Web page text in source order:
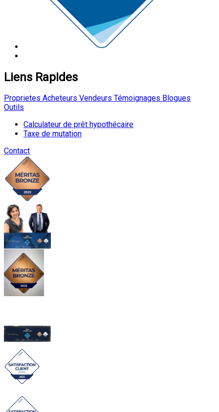
Liens Rapides
Proprietes Acheteurs Vendeurs Témoignages Blogues
Outils
Calculateur de prêt hypothécaire
Taxe de mutation
Contact